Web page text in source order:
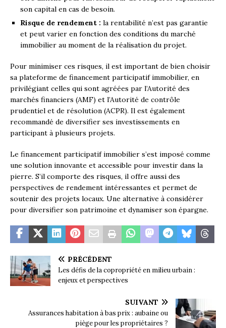
son capital en cas de besoin.
Risque de rendement : la rentabilité n’est pas garantie
et peut varier en fonction des conditions du marché
immobilier au moment de la réalisation du projet.
Pour minimiser ces risques, il est important de bien choisir
sa plateforme de financement participatif immobilier, en
privilégiant celles qui sont agréées par l’Autorité des
marchés financiers (AMF) et l’Autorité de contrôle
prudentiel et de résolution (ACPR). Il est également
recommandé de diversifier ses investissements en
participant à plusieurs projets.
Le financement participatif immobilier s’est imposé comme
une solution innovante et accessible pour investir dans la
pierre. S’il comporte des risques, il offre aussi des
perspectives de rendement intéressantes et permet de
soutenir des projets locaux. Une alternative à considérer
pour diversifier son patrimoine et dynamiser son épargne.
PRÉCÉDENT
Les défis de la copropriété en milieu urbain :
enjeux et perspectives
SUIVANT
Assurances habitation à bas prix : aubaine ou
piège pour les propriétaires ?